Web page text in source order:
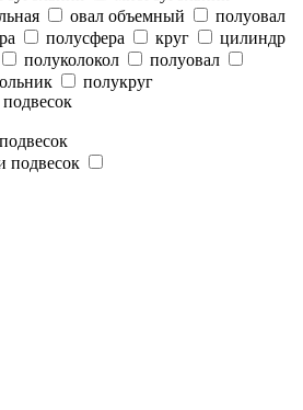
овал объемный
полуовал
полусфера круг
цилиндр
полуколокол
полуовал
полукруг
подвесок